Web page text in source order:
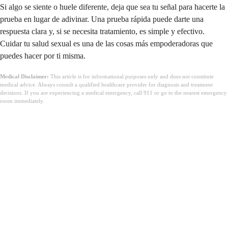
Si algo se siente o huele diferente, deja que sea tu señal para hacerte la
prueba en lugar de adivinar. Una prueba rápida puede darte una
respuesta clara y, si se necesita tratamiento, es simple y efectivo.
Cuidar tu salud sexual es una de las cosas más empoderadoras que
puedes hacer por ti misma.
Medical Disclaimer: This article is for informational purposes only and does not constitute
medical advice. Always consult a qualified healthcare provider for diagnosis and treatment
decisions. If you are experiencing a medical emergency, call 911 or go to the nearest emergency
room immediately.